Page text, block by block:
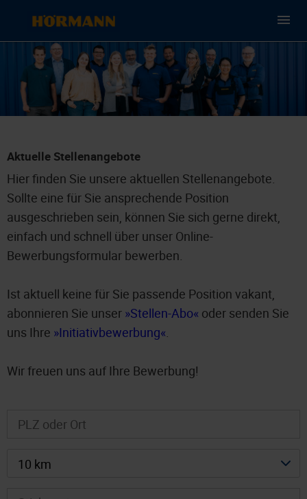
Aktuelle Stellenangebote
Hier finden Sie unsere aktuellen Stellenangebote.
Sollte eine für Sie ansprechende Position
ausgeschrieben sein, können Sie sich gerne direkt,
einfach und schnell über unser Online-
Bewerbungsformular bewerben.
Ist aktuell keine für Sie passende Position vakant,
abonnieren Sie unser Stellen-Abo oder senden Sie
uns Ihre Initiativbewerbung .
Wir freuen uns auf Ihre Bewerbung!
10 km